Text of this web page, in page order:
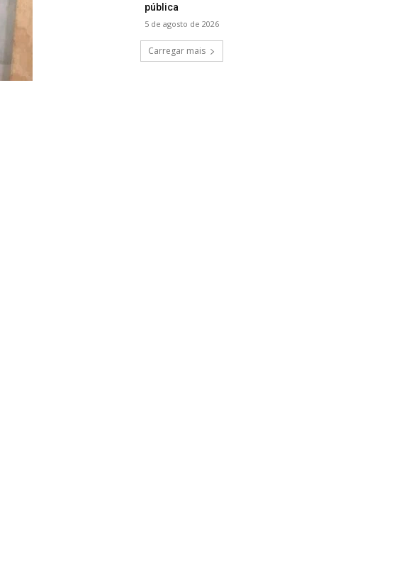
pública
5 de agosto de 2026
Carregar mais